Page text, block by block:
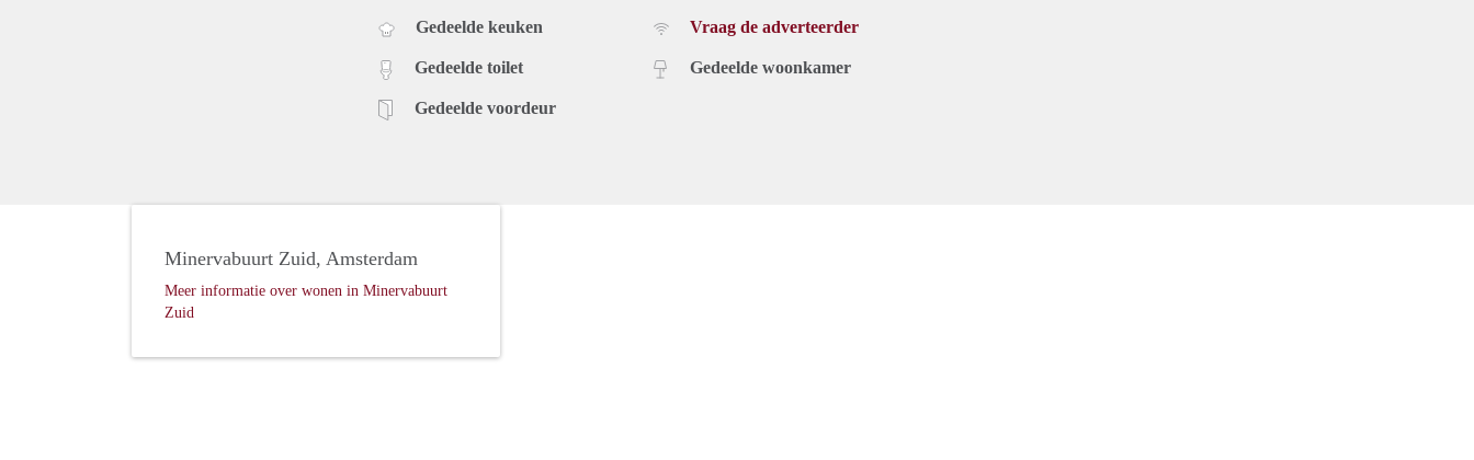
Gedeelde keuken
Gedeelde toilet
Gedeelde voordeur
Vraag de adverteerder
Gedeelde woonkamer
Minervabuurt Zuid, Amsterdam
Meer informatie over wonen in Minervabuurt
Zuid